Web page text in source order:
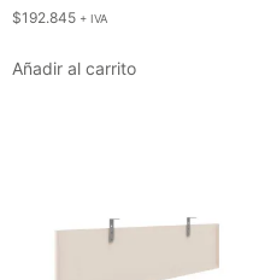
$192.845 + IVA
Añadir al carrito